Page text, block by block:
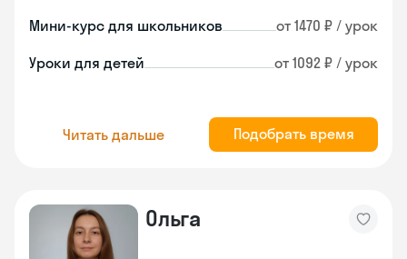
Мини-курс для школьников от 1470 ₽ / урок
Уроки для детей от 1092 ₽ / урок
Читать дальше Подобрать время
Ольга